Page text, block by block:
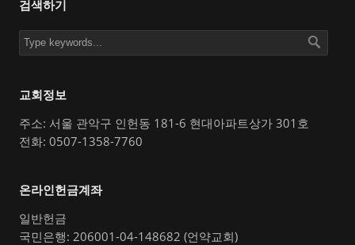
검색하기
교회정보
주소: 서울 관악구 인헌동 181-6 현대아파트상가 301호
전화: 0507-1358-7760
온라인헌금계좌
일반헌금
국민은행: 206001-04-148682 (언약교회)